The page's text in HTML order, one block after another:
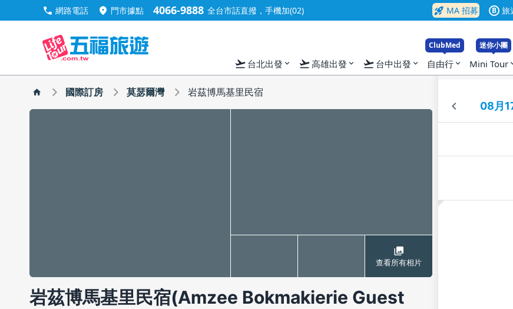
call 網路電話 location_on 門市據點 4066-9888 全台市話直撥，手機加(02) rocket_launch MA 招募 B 旅
flight_takeoff 台北出發 expand_more flight_takeoff高雄出發 expand_more flight_takeoff 台中出發 expand_more
ClubMed
自由行 expand_more
迷你小團
Mini Tour
國際訂房 莫瑟爾灣 岩茲博馬基里民宿
查看所有相片
岩茲博馬基里民宿(Amzee Bokmakierie Guest